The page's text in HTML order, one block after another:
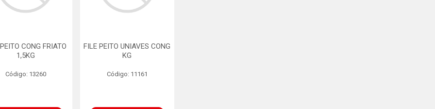
CONG FRIATO
1,5KG
Código: 13260
FILE PEITO UNIAVES CONG
KG
Código: 11161